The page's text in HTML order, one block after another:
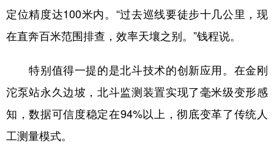
定位精度达100米内。“过去巡线要徒步十几公里，现
在直奔百米范围排查，效率天壤之别。”钱程说。
特别值得一提的是北斗技术的创新应用。在金刚
沱泵站永久边坡，北斗监测装置实现了毫米级变形感
知，数据可信度稳定在94%以上，彻底变革了传统人
工测量模式。